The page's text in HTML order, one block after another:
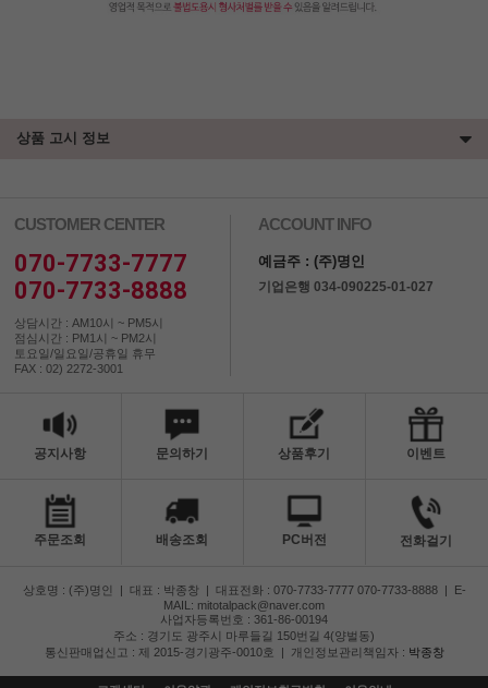
상품 고시 정보
CUSTOMER CENTER
070-7733-7777
070-7733-8888
상담시간 : AM10시 ~ PM5시
점심시간 : PM1시 ~ PM2시
토요일/일요일/공휴일 휴무
FAX : 02) 2272-3001
ACCOUNT INFO
예금주 : (주)명인
기업은행 034-090225-01-027
공지사항 문의하기 상품후기 이벤트
주문조회 배송조회 PC버전 전화걸기
상호명 : (주)명인 | 대표 : 박종창 | 대표전화 : 070-7733-7777 070-7733-8888 | E-
MAIL: mitotalpack@naver.com
사업자등록번호 : 361-86-00194
주소 : 경기도 광주시 마루들길 150번길 4(양벌동)
통신판매업신고 : 제 2015-경기광주-0010호
| 개인정보관리책임자 : 박종창